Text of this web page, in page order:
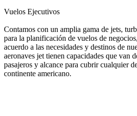
Vuelos Ejecutivos
Contamos con un amplia gama de jets,
para la planificación de vuelos de
acuerdo a las necesidades y destinos de
aeronaves jet tienen capacidades que van
pasajeros y alcance para cubrir cualquier
continente americano.